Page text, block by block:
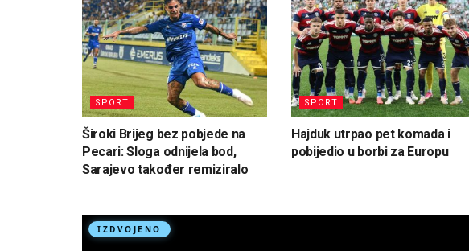
SPORT
Široki Brijeg bez pobjede na
Pecari: Sloga odnijela bod,
Sarajevo također remiziralo
SPORT
Hajduk utrpao pet komada i
pobijedio u borbi za Europu